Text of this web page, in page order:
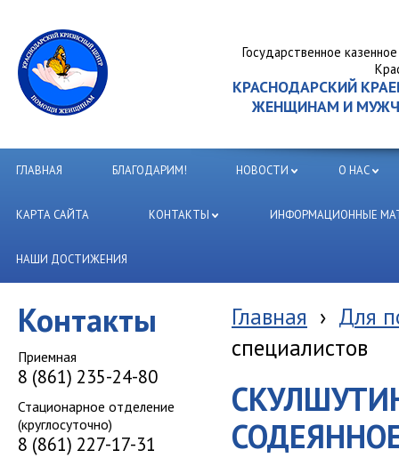
Государственное
КРАСНОДАРСКИЙ
ЖЕНЩИНАМ И
ГЛАВНАЯ БЛАГОДАРИМ! НОВОСТИ О НАС
КАРТА САЙТА КОНТАКТЫ ИНФОРМАЦИОННЫЕ
НАШИ ДОСТИЖЕНИЯ
Контакты
Приемная
8 (861) 235-24-80
Стационарное отделение
(круглосуточно)
8 (861) 227-17-31
Главная › Для
специалистов